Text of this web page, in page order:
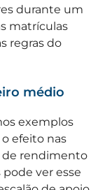
durante um
matrículas
regras do
médio
exemplos
efeito nas
de rendimento
ver esse